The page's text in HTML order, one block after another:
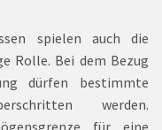
spielen auch die
Rolle. Bei dem Bezug
dürfen bestimmte
werden.